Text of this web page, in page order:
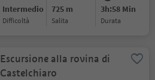
Intermedio
Difficoltà
725 m
Salita
3h:58 Min
durata
Escursione alla rovina di
Castelchiaro